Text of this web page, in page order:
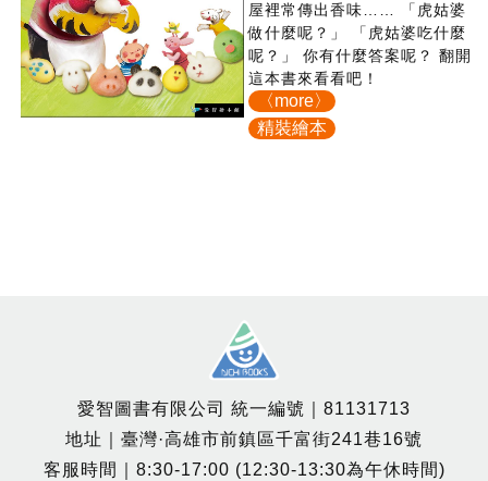
屋裡常傳出香味…… 「虎姑婆
做什麼呢？」 「虎姑婆吃什麼
呢？」 你有什麼答案呢？ 翻開
這本書來看看吧！
〈more〉
精裝繪本
愛智圖書有限公司 統一編號｜81131713
地址｜臺灣·高雄市前鎮區千富街241巷16號
客服時間｜8:30-17:00 (12:30-13:30為午休時間)